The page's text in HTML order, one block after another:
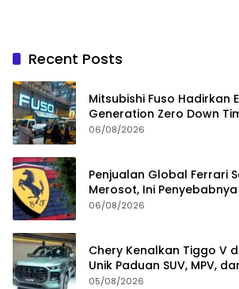
Recent Posts
Mitsubishi Fuso Hadirkan
Generation Zero Down
06/08/2026
Penjualan Global Ferrari
Merosot, Ini Penyebabnya
06/08/2026
Chery Kenalkan Tiggo V
Unik Paduan SUV, MPV,
05/08/2026